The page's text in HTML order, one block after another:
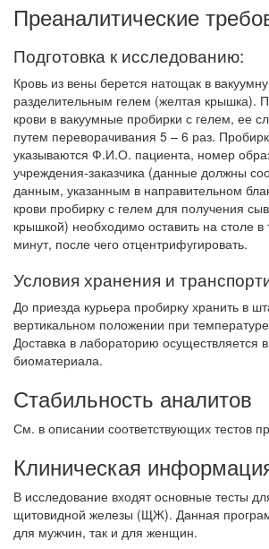
Преаналитические
Подготовка к исследованию:
Кровь из вены берется натощак в
разделительным гелем (желтая крышка).
крови в вакуумные пробирки с гелем, ее
путем переворачивания 5 – 6 раз.
указываются Ф.И.О. пациента, номер
учреждения-заказчика (данные должны
данным, указанным в направительном
крови пробирку с гелем для получения
крышкой) необходимо оставить на столе в
минут, после чего отцентрифугировать.
Условия хранения и
До приезда курьера пробирку хранить в
вертикальном положении при
Доставка в лабораторию осуществляется
биоматериала.
Стабильность аналитов
См. в описании соответствующих тестов
Клиническая
В исследование входят основные тесты
щитовидной железы (ЩЖ). Данная
для мужчин, так и для женщин.